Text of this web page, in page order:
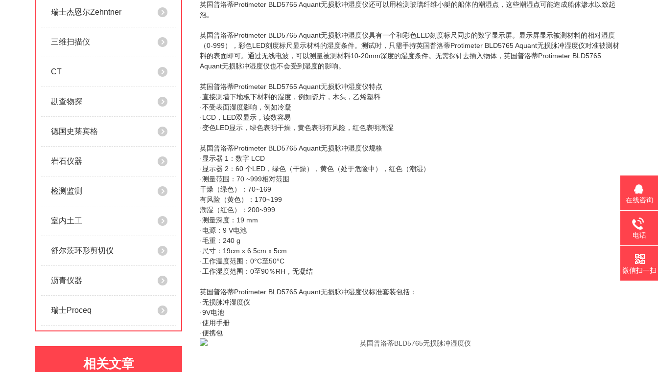
瑞士杰恩尔Zehntner
三维扫描仪
CT
勘查物探
德国史莱宾格
岩石仪器
检测监测
室内土工
舒尔茨环形剪切仪
沥青仪器
瑞士Proceq
相关文章
英国普洛蒂Protimeter BLD5765 Aquant无损脉冲湿度仪还可以用检测玻璃纤维小艇的船体的潮湿点，这些潮湿点可能造成船体渗水以致起
泡。
英国普洛蒂Protimeter BLD5765 Aquant无损脉冲湿度仪具有一个和彩色LED刻度标尺同步的数字显示屏。显示屏显示被测材料的相对湿度
（0-999），彩色LED刻度标尺显示材料的湿度条件。测试时，只需手持英国普洛蒂Protimeter BLD5765 Aquant无损脉冲湿度仪对准被测材
料的表面即可。通过无线电波，可以测量被测材料10-20mm深度的湿度条件。无需探针去插入物体，英国普洛蒂Protimeter BLD5765
Aquant无损脉冲湿度仪也不会受到湿度的影响。
英国普洛蒂Protimeter BLD5765 Aquant无损脉冲湿度仪特点
·直接测墙下地板下材料的湿度，例如瓷片，木头，乙烯塑料
·不受表面湿度影响，例如冷凝
·LCD，LED双显示，读数容易
·变色LED显示，绿色表明干燥，黄色表明有风险，红色表明潮湿
英国普洛蒂Protimeter BLD5765 Aquant无损脉冲湿度仪规格
·显示器 1：数字 LCD
·显示器 2：60 个LED，绿色（干燥），黄色（处于危险中），红色（潮湿）
·测量范围：70 ~999相对范围
干燥（绿色）：70~169
有风险（黄色）：170~199
潮湿（红色）：200~999
·测量深度：19 mm
·电源：9 V电池
·毛重：240 g
·尺寸：19cm x 6.5cm x 5cm
·工作温度范围：0°C至50°C
·工作湿度范围：0至90％RH，无凝结
英国普洛蒂Protimeter BLD5765 Aquant无损脉冲湿度仪标准套装包括：
·无损脉冲湿度仪
·9V电池
·使用手册
·便携包
在线咨询
电话
微信扫一扫